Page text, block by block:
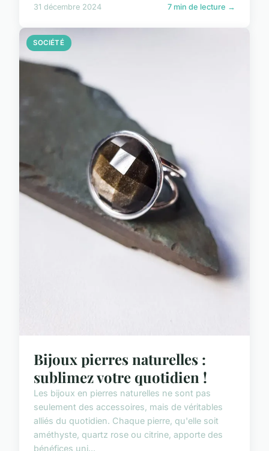
31 décembre 2024 7 min de lecture →
SOCIÉTÉ
Bijoux pierres naturelles :
sublimez votre quotidien !
Les bijoux en pierres naturelles ne sont pas
seulement des accessoires, mais de véritables
alliés du quotidien. Chaque pierre, qu'elle soit
améthyste, quartz rose ou citrine, apporte des
bénéfices uni...